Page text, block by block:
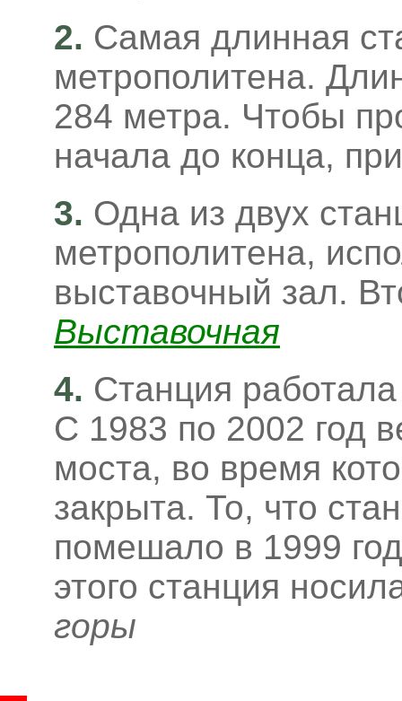
2. Самая длинная
метрополитена.
284 метра. Чтобы
начала до конца,
3. Одна из двух
метрополитена,
выставочный зал.
Выставочная
4. Станция
С 1983 по 2002 год
моста, во время
закрыта. То, что
помешало в 1999
этого станция
горы